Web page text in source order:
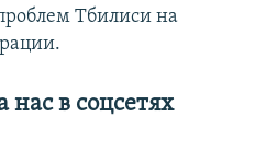
Тбилиси на
в соцсетях